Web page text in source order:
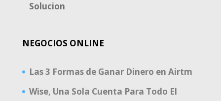
Solucion
NEGOCIOS ONLINE
Las 3 Formas de Ganar Dinero en Airtm
Wise, Una Sola Cuenta Para Todo El